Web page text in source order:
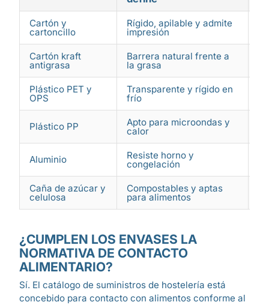
Cartón y
cartoncillo
Rígido, apilable y admite
impresión
Cartón kraft
antigrasa
Barrera natural frente a
la grasa
Plástico PET y
OPS
Transparente y rígido en
frío
Plástico PP Apto para microondas y
calor
Aluminio Resiste horno y
congelación
Caña de azúcar y
celulosa
Compostables y aptas
para alimentos
¿CUMPLEN LOS ENVASES LA
NORMATIVA DE CONTACTO
ALIMENTARIO?
Sí. El catálogo de suministros de hostelería está
concebido para contacto con alimentos conforme al